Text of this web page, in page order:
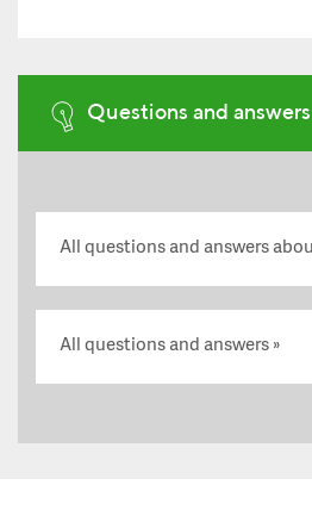
Questions and
All questions and answers
All questions and answers